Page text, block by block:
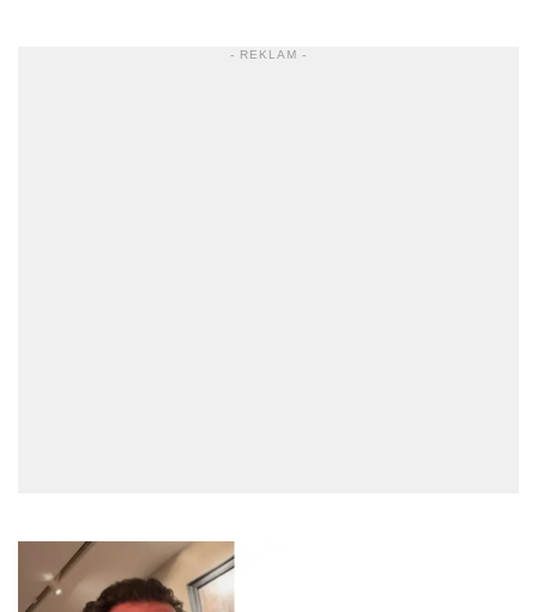
- REKLAM -